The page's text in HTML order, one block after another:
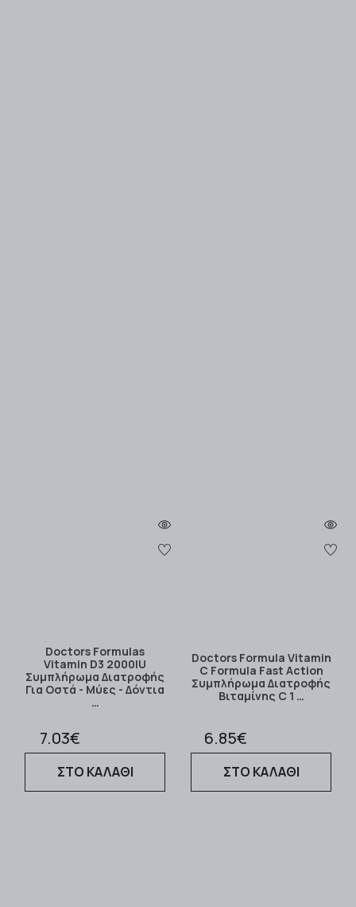
Doctors Formulas
Vitamin D3 2000IU
Συμπλήρωμα Διατροφής
Για Οστά - Μύες - Δόντια
…
7.03€
ΣΤΟ ΚΑΛΑΘΙ
Doctors Formula Vitamin
C Formula Fast Action
Συμπλήρωμα Διατροφής
Βιταμίνης C 1 …
6.85€
ΣΤΟ ΚΑΛΑΘΙ